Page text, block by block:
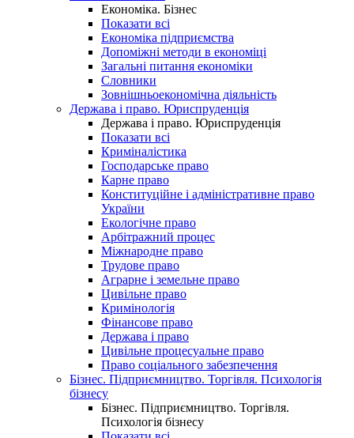
Економіка. Бізнес
Показати всі
Економіка підприємства
Допоміжні методи в економіці
Загальні питання економіки
Словники
Зовнішньоекономічна діяльність
Держава і право. Юриспруденція
Держава і право. Юриспруденція
Показати всі
Криміналістика
Господарське право
Карне право
Конституційне і адміністративне право
України
Екологічне право
Арбітражний процес
Міжнародне право
Трудове право
Аграрне і земельне право
Цивільне право
Кримінологія
Фінансове право
Держава і право
Цивільне процесуальне право
Право соціального забезпечення
Бізнес. Підприємництво. Торгівля. Психологія
бізнесу
Бізнес. Підприємництво. Торгівля.
Психологія бізнесу